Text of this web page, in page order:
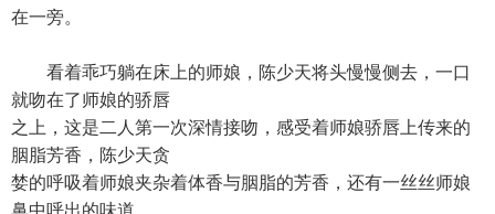
在一旁。
看着乖巧躺在床上的师娘，陈少天将头慢慢侧去，一口
就吻在了师娘的骄唇
之上，这是二人第一次深情接吻，感受着师娘骄唇上传来的
胭脂芳香，陈少天贪
婪的呼吸着师娘夹杂着体香与胭脂的芳香，还有一丝丝师娘
鼻中呼出的味道。